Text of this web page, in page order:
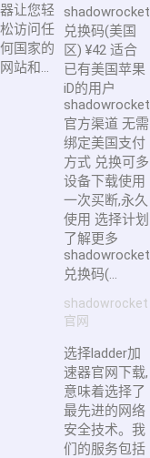
器让您轻
松访问任
何国家的
网站和...
shadowrocket
兑换码(美国
区) ¥42 适合
已有美国苹果
iD的用户
shadowrocket
官方渠道 无需
绑定美国支付
方式 兑换可多
设备下载使用
一次买断,永久
使用 选择计划
了解更多
shadowrocket
兑换码(...
shadowrocket
官网
选择ladder加
速器官网下载,
意味着选择了
最先进的网络
安全技术。我
们的服务包括